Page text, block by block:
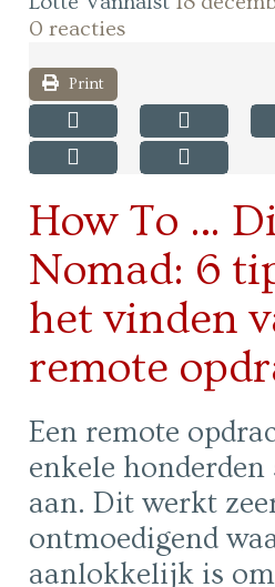
0 reacties
Print
How To …
Nomad: 6
het vinden
remote
Een remote
enkele
aan. Dit werkt
ontmoedigend
aanlokkelijk is